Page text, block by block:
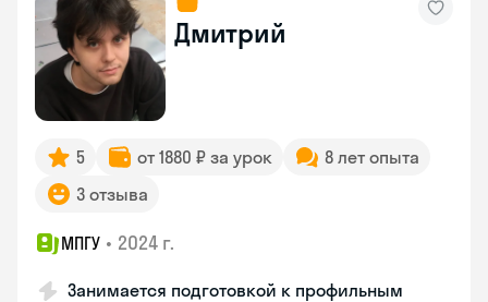
Дмитрий
5 от 1880 ₽ за урок
8 лет опыта
3 отзыва
МПГУ • 2024 г.
Занимается подготовкой к профильным